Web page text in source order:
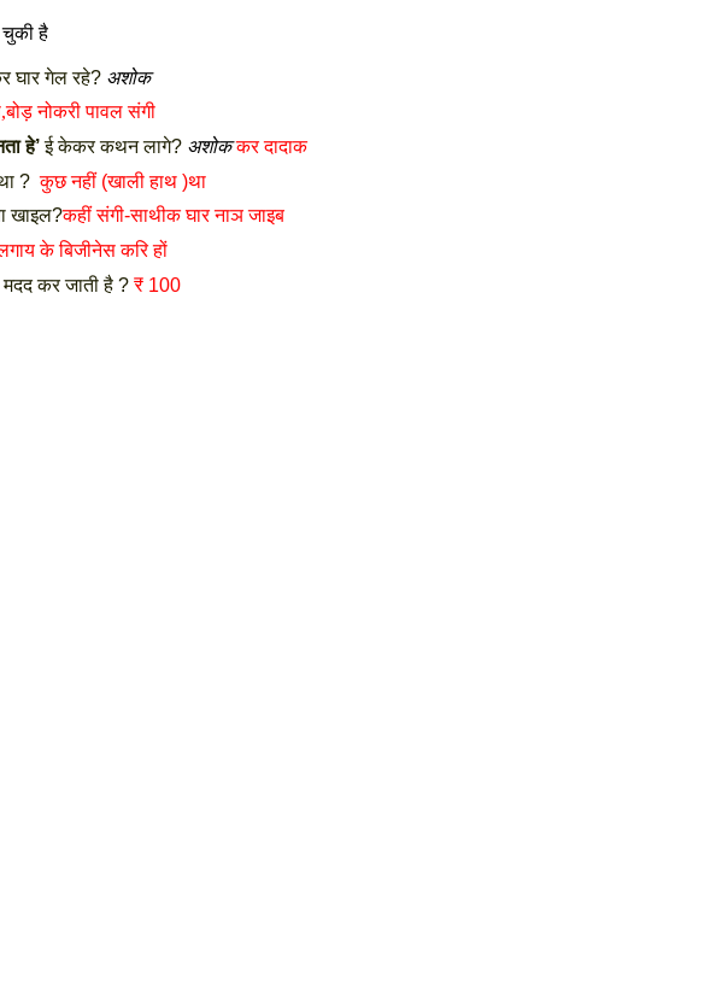
चुकी है
घार गेल रहे? अशोक
बोड़ नोकरी पावल संगी
हे’ई केकर कथन लागे? अशोककर दादाक
था ?कुछ नहीं (खाली हाथ )था
खाइल?कहीं संगी-साथीक घार नाञ जाइब
के बिजीनेस करि हों
कर जाती है ? ₹ 100